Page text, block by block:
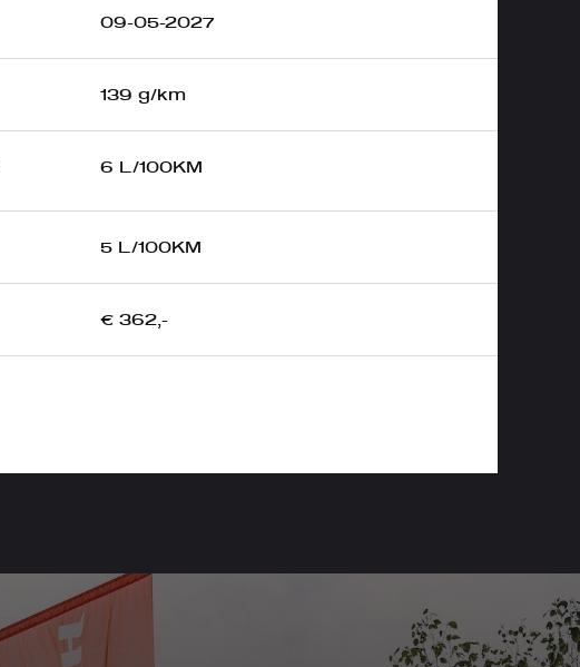
09-05-2027
139 g/km
6 L/100KM
5 L/100KM
€ 362,-